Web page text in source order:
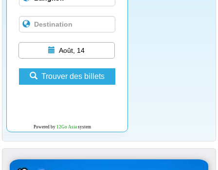
Août, 14
Trouver des billets
Powered by 12Go Asiasystem